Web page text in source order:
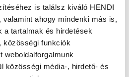
is találsz kiváló HENDI
ahogy mindenki más is,
a tartalmak és hirdetések
közösségi funkciók
weboldalforgalmunk
közösségi média-, hirdető- és
Ft
Ft+ ÁFA)